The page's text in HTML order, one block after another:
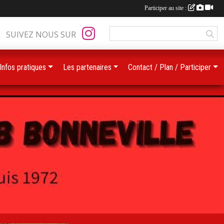
SUIVEZ NOUS SUR
pratiques Les partenaires Contact / Plan / Participer
Participer au site :